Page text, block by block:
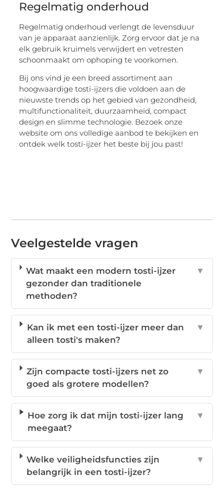
Regelmatig onderhoud
Regelmatig onderhoud verlengt de levensduur
van je apparaat aanzienlijk. Zorg ervoor dat je na
elk gebruik kruimels verwijdert en vetresten
schoonmaakt om ophoping te voorkomen.
Bij ons vind je een breed assortiment aan
hoogwaardige tosti-ijzers die voldoen aan de
nieuwste trends op het gebied van gezondheid,
multifunctionaliteit, duurzaamheid, compact
design en slimme technologie. Bezoek onze
website om ons volledige aanbod te bekijken en
ontdek welk tosti-ijzer het beste bij jou past!
Veelgestelde vragen
Wat maakt een modern tosti-ijzer
gezonder dan traditionele
methoden?
▼
Kan ik met een tosti-ijzer meer dan
alleen tosti's maken?
▼
Zijn compacte tosti-ijzers net zo
goed als grotere modellen?
▼
Hoe zorg ik dat mijn tosti-ijzer lang
meegaat?
▼
Welke veiligheidsfuncties zijn
belangrijk in een tosti-ijzer?
▼